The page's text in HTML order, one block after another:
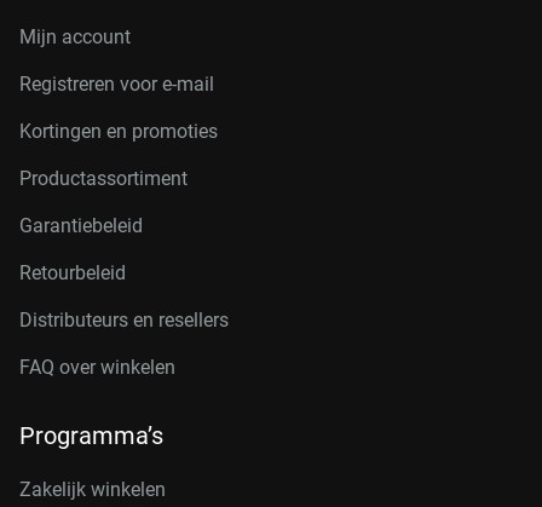
Mijn account
Registreren voor e-mail
Kortingen en promoties
Productassortiment
Garantiebeleid
Retourbeleid
Distributeurs en resellers
FAQ over winkelen
Programma’s
Zakelijk winkelen